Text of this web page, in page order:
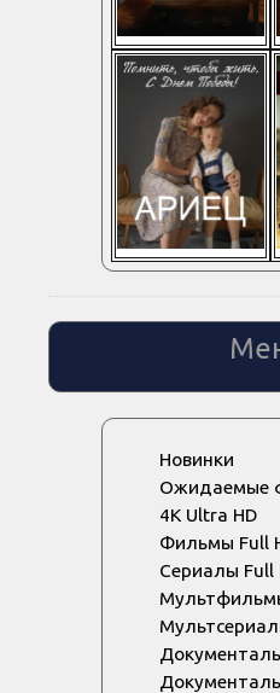
Новинки
Ожидаемые
4K Ultra HD
Фильмы Full
Сериалы Full